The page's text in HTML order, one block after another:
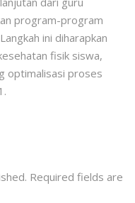
program-program
ini diharapkan
fisik siswa,
optimalisasi proses
.
Required fields are